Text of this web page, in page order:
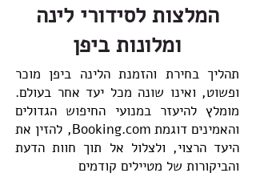
המלצות לסידורי לינה
ומלונות ביפן
תהליך בחירת והזמנת הלינה ביפן מוכר
ופשוט, ואינו שונה מכל יעד אחר בעולם.
מומלץ להיעזר במנועי החיפוש הגדולים
והאמינים דוגמת Booking.com, להזין את
היעד הרצוי, ולצלול אל תוך חוות הדעת
והביקורות של מטיילים קודמים